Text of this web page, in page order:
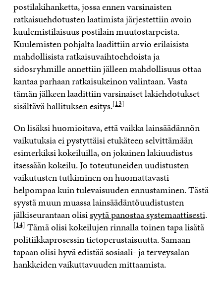
postilakihanketta, jossa ennen varsinaisten
ratkaisuehdotusten laatimista järjestettiin avoin
kuulemistilaisuus postilain muutostarpeista.
Kuulemisten pohjalta laadittiin arvio erilaisista
mahdollisista ratkaisuvaihtoehdoista ja
sidosryhmille annettiin jälleen mahdollisuus ottaa
kantaa parhaan ratkaisukeinon valintaan. Vasta
tämän jälkeen laadittiin varsinaiset lakiehdotukset
sisältävä hallituksen esitys.[13]
On lisäksi huomioitava, että vaikka lainsäädännön
vaikutuksia ei pystyttäisi etukäteen selvittämään
esimerkiksi kokeiluilla, on jokainen lakiuudistus
itsessään kokeilu. Jo toteutuneiden uudistusten
vaikutusten tutkiminen on huomattavasti
helpompaa kuin tulevaisuuden ennustaminen. Tästä
syystä muun muassa lainsäädäntöuudistusten
jälkiseurantaan olisisyytä panostaa systemaattisesti.
[14] Tämä olisi kokeilujen rinnalla toinen tapa lisätä
politiikkaprosessin tietoperustaisuutta. Samaan
tapaan olisi hyvä edistää sosiaali- ja terveysalan
hankkeiden vaikuttavuuden mittaamista.